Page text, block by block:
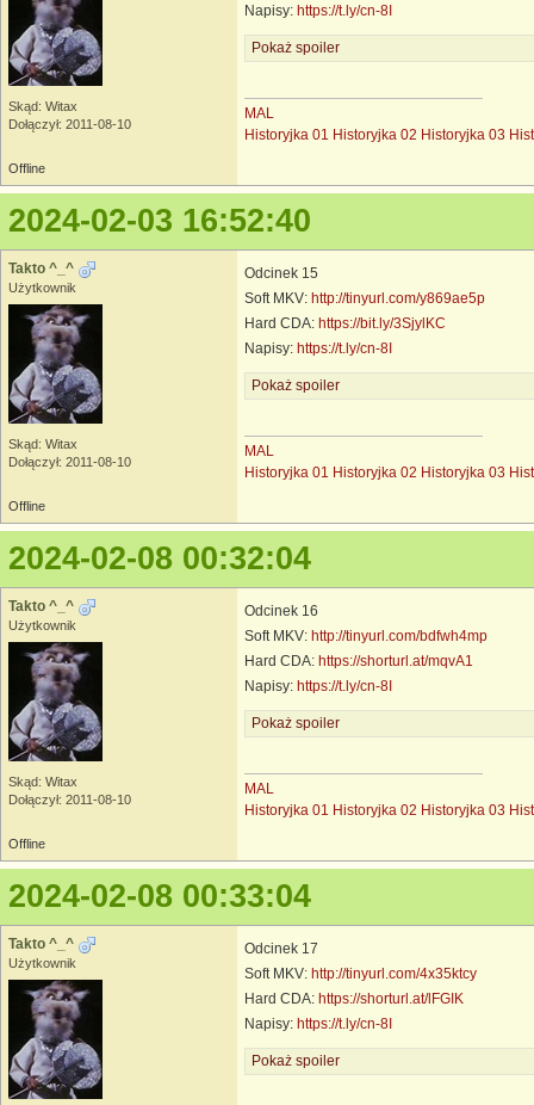
Skąd: Witax
Dołączył: 2011-08-10
Napisy: https://t.ly/cn-8I
Pokaż spoiler
MAL
Historyjka 01 Historyjka 02 Historyjka 03
Offline
2024-02-03 16:52:40
Takto ^_^
Użytkownik
Skąd: Witax
Dołączył: 2011-08-10
Odcinek 15
Soft MKV: http://tinyurl.com/y869ae5p
Hard CDA: https://bit.ly/3SjylKC
Napisy: https://t.ly/cn-8I
Pokaż spoiler
MAL
Historyjka 01 Historyjka 02 Historyjka 03
Offline
2024-02-08 00:32:04
Takto ^_^
Użytkownik
Skąd: Witax
Dołączył: 2011-08-10
Odcinek 16
Soft MKV: http://tinyurl.com/bdfwh4mp
Hard CDA: https://shorturl.at/mqvA1
Napisy: https://t.ly/cn-8I
Pokaż spoiler
MAL
Historyjka 01 Historyjka 02 Historyjka 03
Offline
2024-02-08 00:33:04
Takto ^_^
Użytkownik
Odcinek 17
Soft MKV: http://tinyurl.com/4x35ktcy
Hard CDA: https://shorturl.at/lFGIK
Napisy: https://t.ly/cn-8I
Pokaż spoiler